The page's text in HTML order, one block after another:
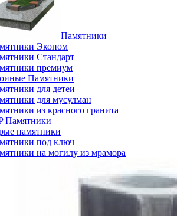
Памятники
Эконом
Стандарт
премиум
Памятники
для детеи
для мусулман
из красного гранита
Памятники
памятники
под ключ
на могилу из мрамора